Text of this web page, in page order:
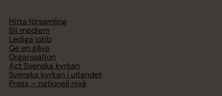
Hitta församling
Bli medlem
Lediga jobb
Ge en gåva
Organisation
Act Svenska kyrkan
Svenska kyrkan i utlandet
Press – nationell nivå